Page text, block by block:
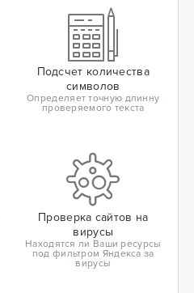
Подсчет количества
символов
Определяет точную длинну
проверяемого текста
Проверка сайтов на
вирусы
Находятся ли Ваши ресурсы
под фильтром Яндекса за
вирусы